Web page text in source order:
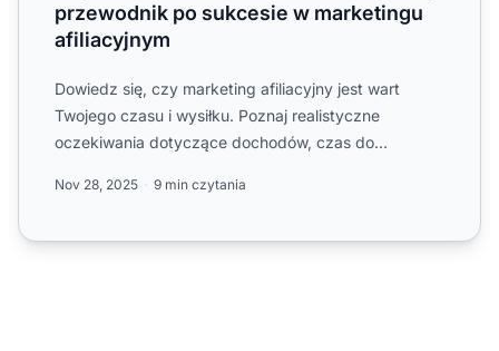
przewodnik po sukcesie w marketingu
afiliacyjnym
Dowiedz się, czy marketing afiliacyjny jest wart
Twojego czasu i wysiłku. Poznaj realistyczne
oczekiwania dotyczące dochodów, czas do
Nov 28, 2025 9 min czytania